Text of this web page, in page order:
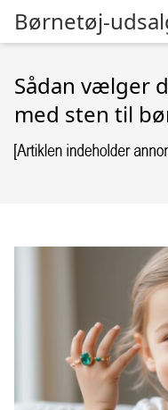
Børnetøj-
Sådan vælger
med sten til